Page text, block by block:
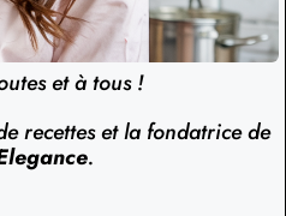
et à tous !
recettes et la fondatrice de
.